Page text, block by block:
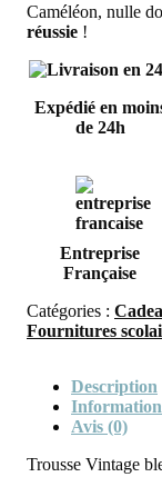
Caméléon, nulle
réussie !
Expédié en
de 24h
Entreprise
Française
Catégories :
Fournitures
Description
Avis (0)
Trousse Vintage